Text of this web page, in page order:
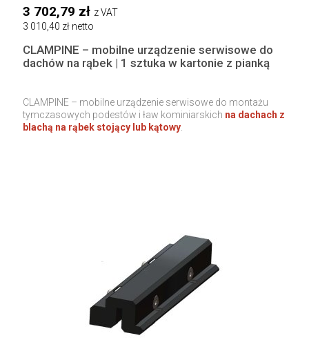
3 702,79 zł z VAT
3 010,40 zł netto
CLAMPINE – mobilne urządzenie serwisowe do
dachów na rąbek | 1 sztuka w kartonie z pianką
CLAMPINE – mobilne urządzenie serwisowe do montażu
tymczasowych podestów i ław kominiarskich na dachach z
blachą na rąbek stojący lub kątowy